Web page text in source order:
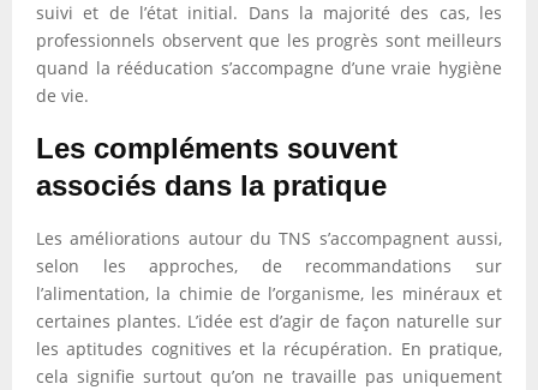
suivi et de l’état initial. Dans la majorité des cas, les
professionnels observent que les progrès sont meilleurs
quand la rééducation s’accompagne d’une vraie hygiène
de vie.
Les compléments souvent
associés dans la pratique
Les améliorations autour du TNS s’accompagnent aussi,
selon les approches, de recommandations sur
l’alimentation, la chimie de l’organisme, les minéraux et
certaines plantes. L’idée est d’agir de façon naturelle sur
les aptitudes cognitives et la récupération. En pratique,
cela signifie surtout qu’on ne travaille pas uniquement